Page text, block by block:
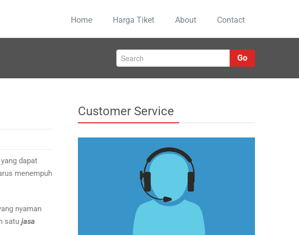
Home Harga Tiket About Contact
Go
dapat
menempuh
nyaman
satu jasa
Customer Service